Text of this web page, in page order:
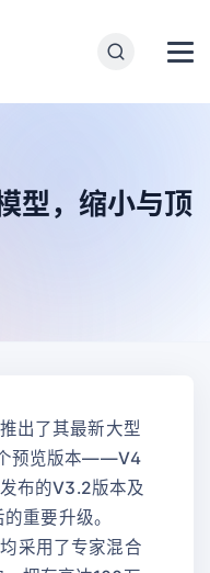
型，缩小与顶
出了其最新大型
预览版本——V4
布的V3.2版本及
重要升级。
采用了专家混合